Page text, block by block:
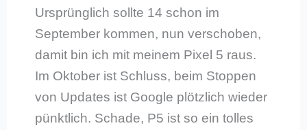
Ursprünglich sollte 14 schon im
September kommen, nun verschoben,
damit bin ich mit meinem Pixel 5 raus.
Im Oktober ist Schluss, beim Stoppen
von Updates ist Google plötzlich wieder
pünktlich. Schade, P5 ist so ein tolles